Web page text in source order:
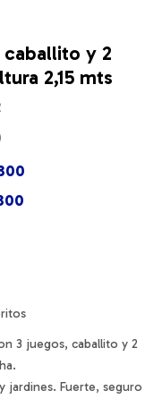
caballito y 2
2,15 mts
3 juegos, caballito y 2
jardines. Fuerte, seguro